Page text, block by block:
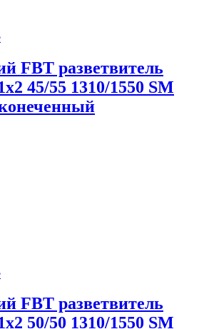
FBT разветвитель
45/55 1310/1550 SM
FBT разветвитель
50/50 1310/1550 SM